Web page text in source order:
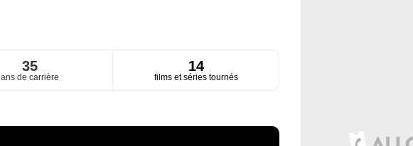
35
ans de carrière
14
films et séries tournés